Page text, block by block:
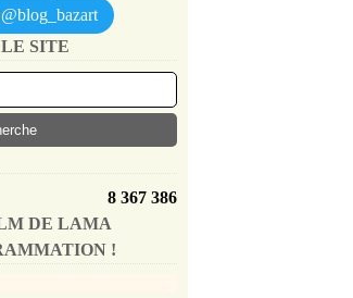
SITE
8 367 386
DE LAMA
!